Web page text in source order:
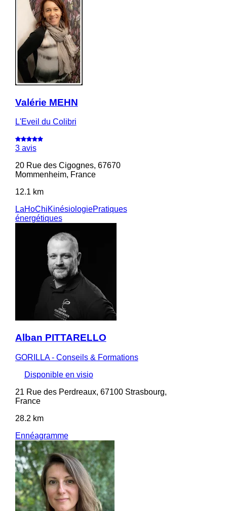
Valérie MEHN
L'Eveil du Colibri
3 avis
20 Rue des Cigognes, 67670
Mommenheim, France
12.1 km
LaHoChiKinésiologiePratiques
énergétiques
Alban PITTARELLO
GORILLA - Conseils & Formations
Disponible en visio
21 Rue des Perdreaux, 67100 Strasbourg,
France
28.2 km
Ennéagramme